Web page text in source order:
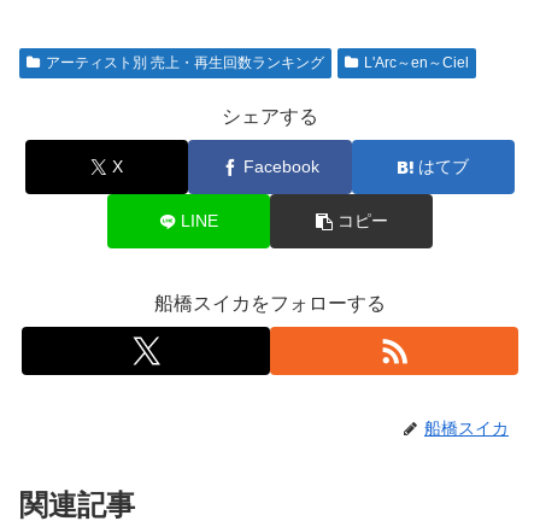
アーティスト別 売上・再生回数ランキング L'Arc～en～Ciel
シェアする
X Facebook はてブ
LINE コピー
船橋スイカをフォローする
船橋スイカ
関連記事